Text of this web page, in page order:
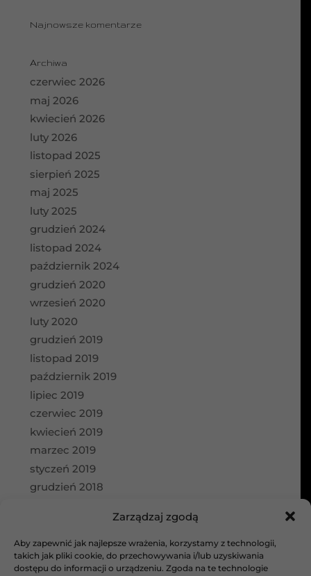
Zarządzaj zgodą
Aby zapewnić jak najlepsze wrażenia, korzystamy z technologii,
takich jak pliki cookie, do przechowywania i/lub uzyskiwania
dostępu do informacji o urządzeniu. Zgoda na te technologie
Najnowsze komentarze
Archiwa
czerwiec 2026
maj 2026
kwiecień 2026
luty 2026
listopad 2025
sierpień 2025
maj 2025
luty 2025
grudzień 2024
listopad 2024
październik 2024
grudzień 2020
wrzesień 2020
luty 2020
grudzień 2019
listopad 2019
październik 2019
lipiec 2019
czerwiec 2019
kwiecień 2019
marzec 2019
styczeń 2019
grudzień 2018
Kategorie
aktualności